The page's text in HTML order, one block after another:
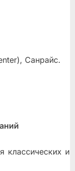
Санрайс.
классических и